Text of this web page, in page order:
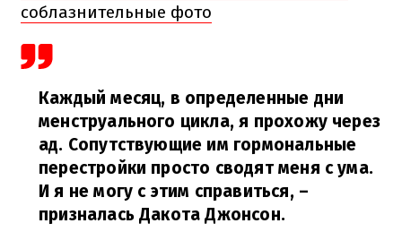
соблазнительные фото
Каждый месяц, в определенные дни
менструального цикла, я прохожу через
ад. Сопутствующие им гормональные
перестройки просто сводят меня с ума.
И я не могу с этим справиться, –
призналась Дакота Джонсон.